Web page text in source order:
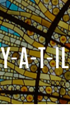
Y-A-T-